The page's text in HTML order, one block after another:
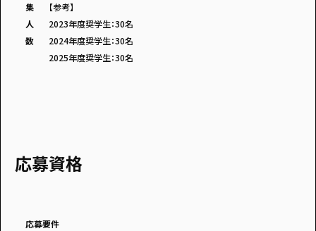
集
人
数
【参考】
2023年度奨学生：30名
2024年度奨学生：30名
2025年度奨学生：30名
応募資格
応募要件